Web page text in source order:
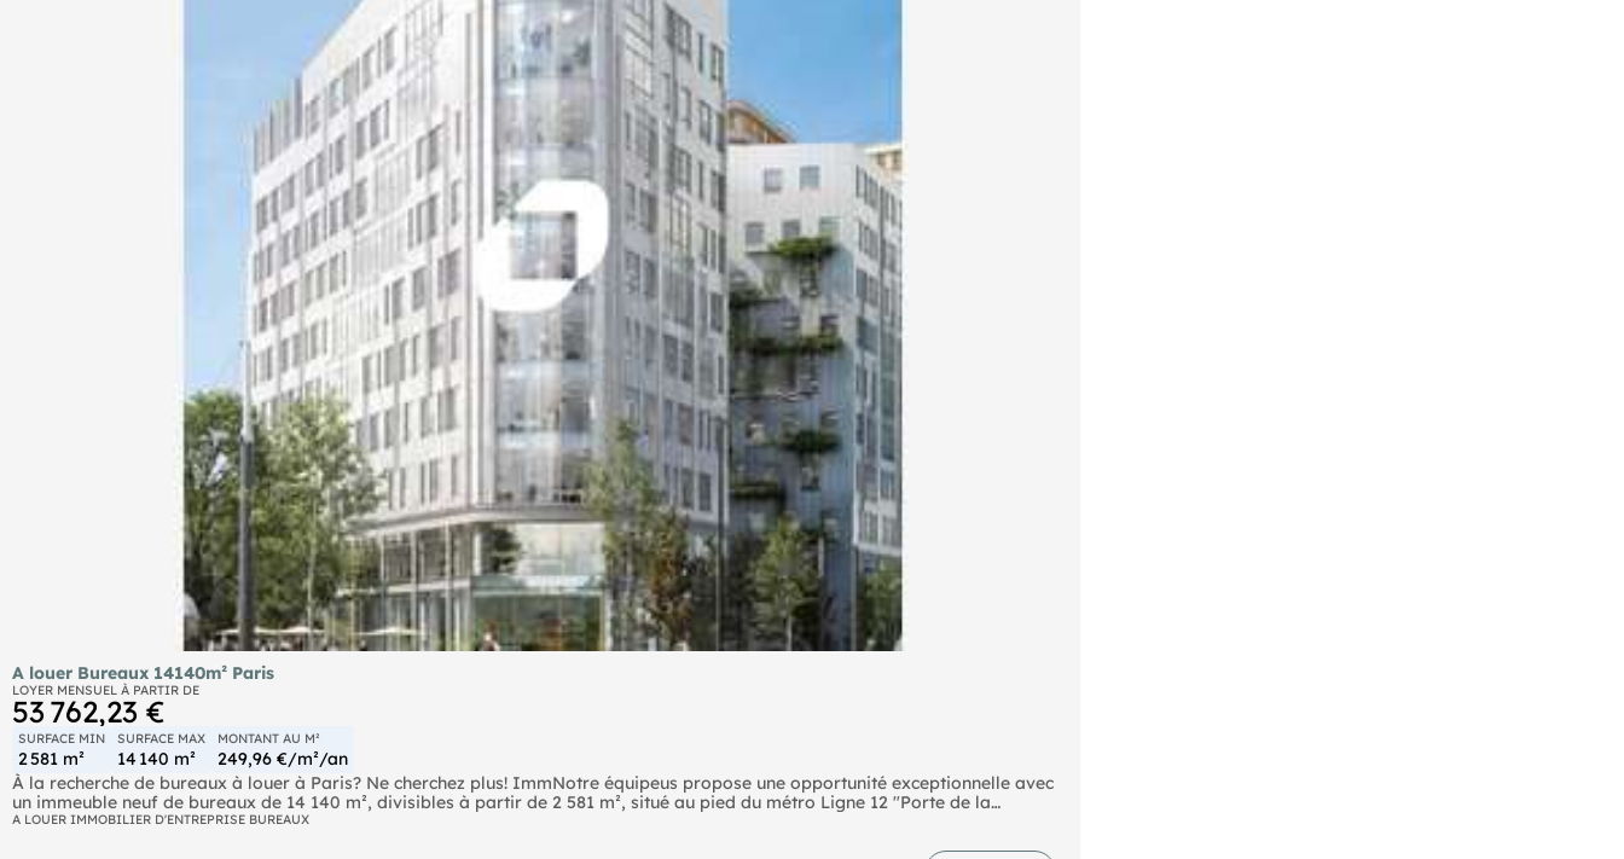
A louer Bureaux 14140m² Paris
LOYER MENSUEL À PARTIR DE
53 762,23 €
SURFACE MIN
2 581 m²
SURFACE MAX
14 140 m²
MONTANT AU M²
249,96 €/m²/an
À la recherche de bureaux à louer à Paris? Ne cherchez plus! ImmNotre équipeus propose une opportunité exceptionnelle avec
un immeuble neuf de bureaux de 14 140 m², divisibles à partir de 2 581 m², situé au pied du métro Ligne 12 "Porte de la
Chapelle". Bénéficiez d'une visibilité remarquable grâce à son emplacement stratégique offrant un accès facile aux axes
A LOUER IMMOBILIER D'ENTREPRISE BUREAUX